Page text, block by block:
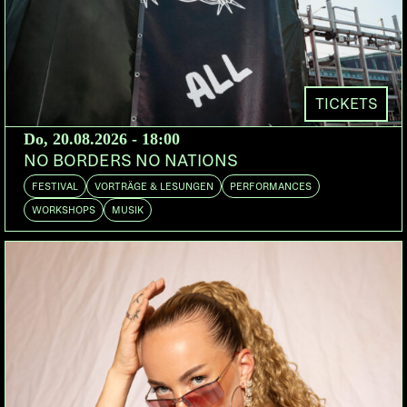
TICKETS
Do, 20.08.2026 - 18:00
NO BORDERS NO NATIONS
FESTIVAL VORTRÄGE & LESUNGEN PERFORMANCES
WORKSHOPS MUSIK